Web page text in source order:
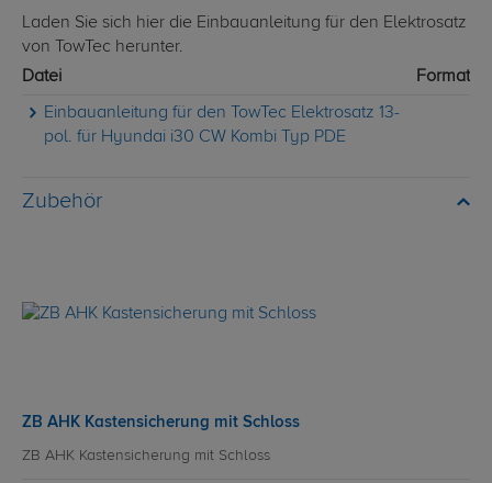
Laden Sie sich hier die Einbauanleitung für den Elektrosatz
von TowTec herunter.
Datei
Format
Einbauanleitung für den TowTec Elektrosatz 13-
pol. für Hyundai i30 CW Kombi Typ PDE
Zubehör
ZB AHK Kastensicherung mit Schloss
ZB AHK Kastensicherung mit Schloss